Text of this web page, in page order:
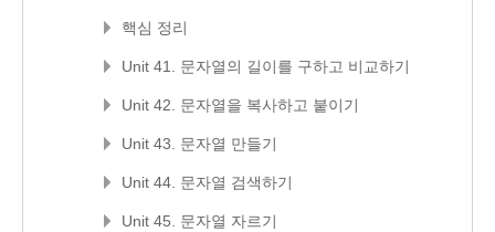
핵심 정리
Unit 41. 문자열의 길이를 구하고 비교하기
Unit 42. 문자열을 복사하고 붙이기
Unit 43. 문자열 만들기
Unit 44. 문자열 검색하기
Unit 45. 문자열 자르기